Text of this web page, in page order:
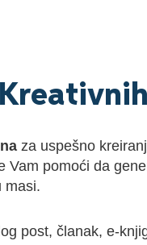
za uspešno
Vam pomoći da
masi.
post, članak, e-